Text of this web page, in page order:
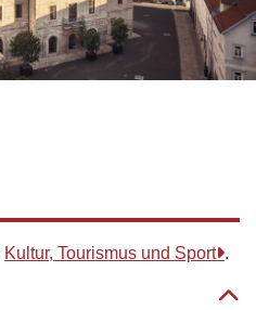
Kultur, Tourismus und Sport .